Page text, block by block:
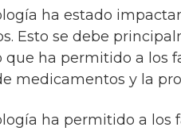
ha estado
Esto se debe
que ha permitido a los
medicamentos y la
ha permitido a los